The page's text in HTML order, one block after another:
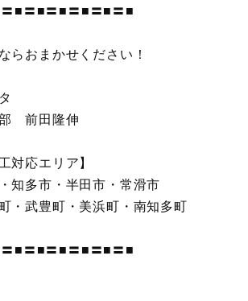
■〓■〓■〓■〓■〓■
らおまかせください！
部 前田隆伸
対応エリア】
知多市・半田市・常滑市
・武豊町・美浜町・南知多町
■〓■〓■〓■〓■〓■